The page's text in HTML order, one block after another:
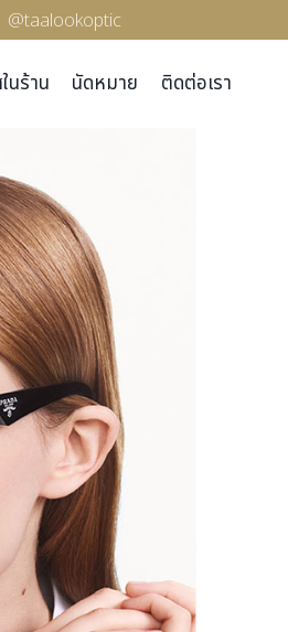
@taalookoptic
นร้าน นัดหมาย ติดต่อเรา